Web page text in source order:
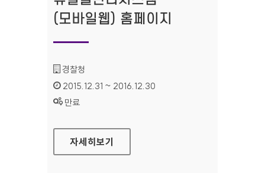
(모바일웹) 홈페이지
기관명 :
경찰청
인증기간 :
2015.12.31 ~ 2016.12.30
상태 :
만료
유실물관리시스템(모바일웹) 홈페이지
자세히보기